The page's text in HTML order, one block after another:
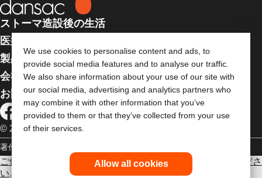
We use cookies to personalise content and ads, to
provide social media features and to analyse our traffic.
We also share information about your use of our site with
our social media, advertising and analytics partners who
may combine it with other information that you’ve
provided to them or that they’ve collected from your use
of their services.
Allow all cookies
ストーマ造設後の生活
医療従事者向け情報
製品
会社案内
お問い合わせ
© 2026 Dansac A/S. 全著作権所有
著作権
ご使用に際しては使用説明書をよく読み、正しくお使いくださ
い。